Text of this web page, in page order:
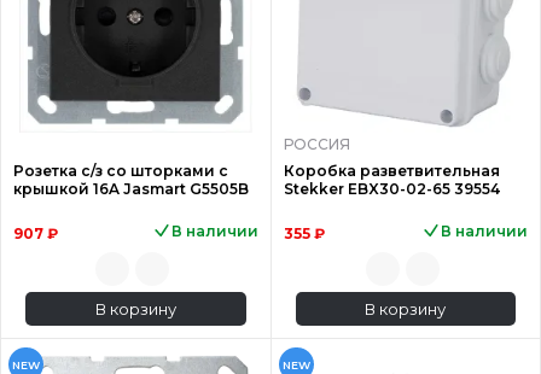
Розетка с/з со шторками с
крышкой 16A Jasmart G5505B
907 ₽ В наличии
В корзину
РОССИЯ
Коробка разветвительная
Stekker EBX30-02-65 39554
355 ₽ В наличии
В корзину
NEW NEW